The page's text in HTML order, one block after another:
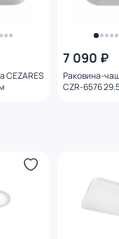
CEZARES
7 090 ₽
Раковина-
CZR-6576